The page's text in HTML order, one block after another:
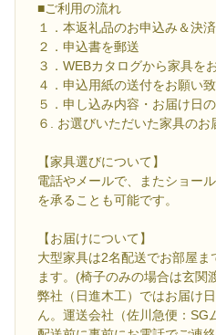
■ご利用の流れ
１．本返礼品のお申込み＆決済
２．申込書を郵送
３．WEBカタログから家具を
４．申込用紙の送付をお願い
５．申し込み内容・お届け日
６. お選びいただいた家具のお
【家具選びについて】
電話やメールで、またショー
を承ることも可能です。
【お届けについて】
大型家具は2名配送でお部屋ま
ます。(椅子のみの場合は玄関
弊社（日進木工）ではお届け
ん。運送会社（佐川急便：SG